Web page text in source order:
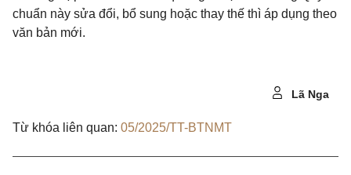
chuẩn này sửa đổi, bổ sung hoặc thay thế thì áp dụng theo
văn bản mới.
Lã Nga
Từ khóa liên quan: 05/2025/TT-BTNMT